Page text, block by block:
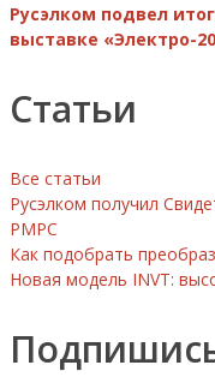
Русэлком подвел
выставке «Электро-
Статьи
Все статьи
Русэлком получил
РМРС
Как подобрать
Новая модель INVT: